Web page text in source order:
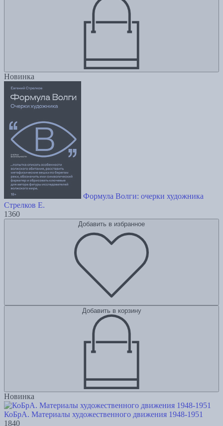
Новинка
Формула Волги: очерки художника
Стрелков Е.
1360
Добавить в избранное
Добавить в корзину
Новинка
КоБрА. Материалы художественного движения 1948-1951
1840